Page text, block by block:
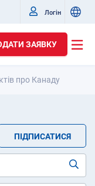
Логін
ЗАЯВКУ
про Канаду
ПІДПИСАТИСЯ